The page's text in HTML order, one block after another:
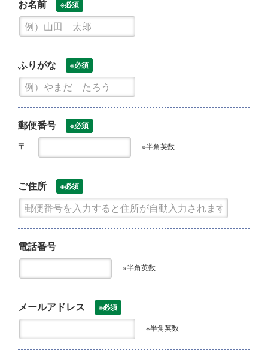
お名前 ※必須
ふりがな ※必須
郵便番号 ※必須
〒 ※半角英数
ご住所 ※必須
電話番号
※半角英数
メールアドレス ※必須
※半角英数